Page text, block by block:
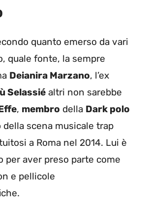
quanto emerso da vari
quale fonte, la sempre
Deianira Marzano, l’ex
Selassié altri non sarebbe
, membro della Dark polo
della scena musicale trap
a Roma nel 2014. Lui è
per aver preso parte come
e pellicole